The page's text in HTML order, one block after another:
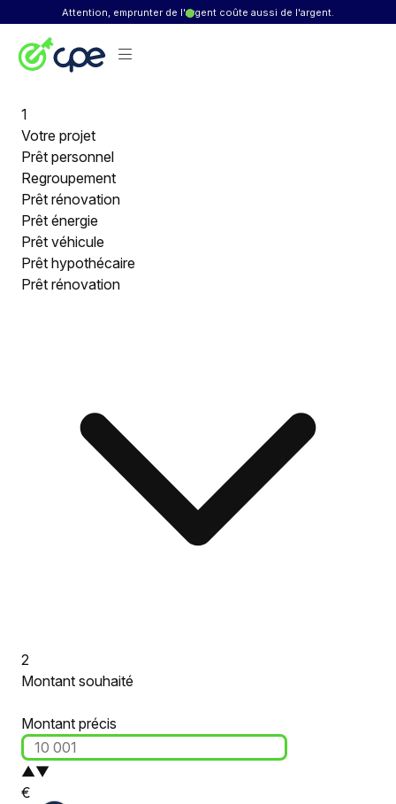
Skip to contentAttention, emprunter de l'argent coûte aussi de l'argent.
1
Votre projet
Prêt personnel
Regroupement
Prêt rénovation
Prêt énergie
Prêt véhicule
Prêt hypothécaire
2
Montant souhaité
Montant précis
▲▼
€